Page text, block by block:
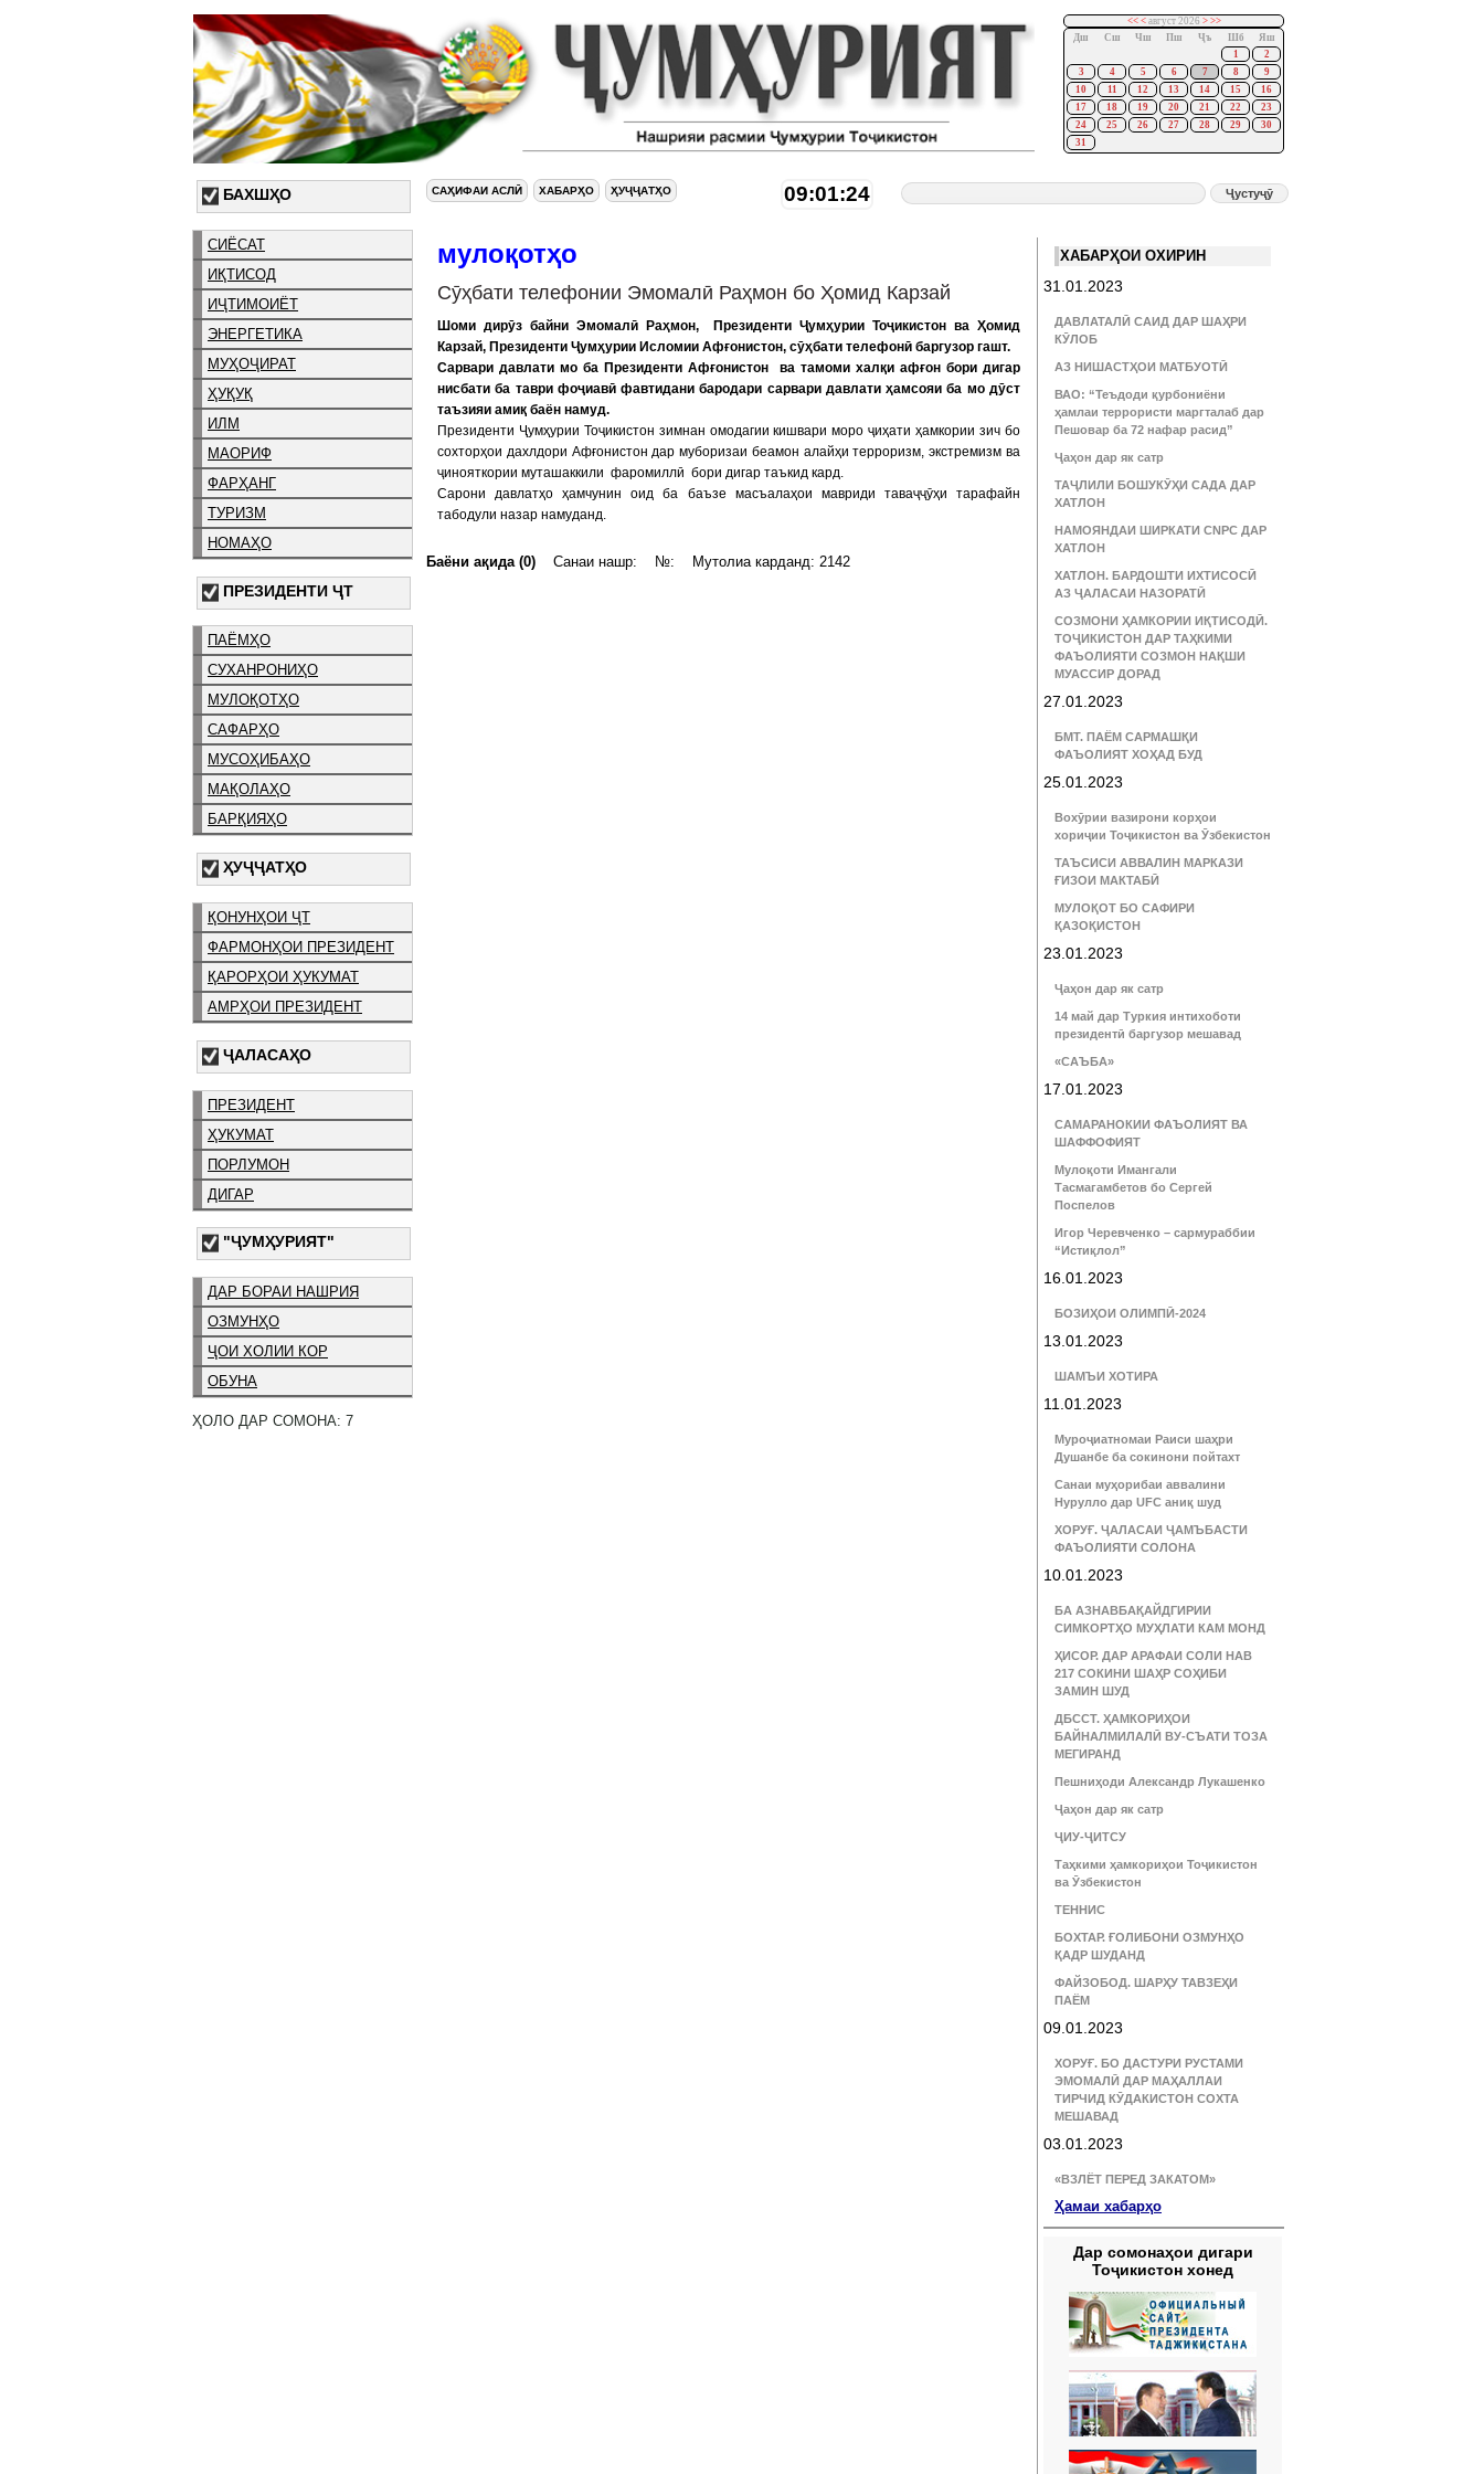
<< <август 2026 > >>
Дш
Сш Чш Пш Ҷъ Шб
Яш
1
2
3
4 5 6 7 8
9
10
11 12 13 14 15
16
17
18 19 20 21 22
23
24
25 26 27 28 29
30
31
БАХШҲО
СИЁСАТ
ИҚТИСОД
ИҶТИМОИЁТ
ЭНЕРГЕТИКА
МУҲОҶИРАТ
ҲУҚУҚ
ИЛМ
МАОРИФ
ФАРҲАНГ
ТУРИЗМ
НОМАҲО
ПРЕЗИДЕНТИ ҶТ
ПАЁМҲО
СУХАНРОНИҲО
МУЛОҚОТҲО
САФАРҲО
МУСОҲИБАҲО
МАҚОЛАҲО
БАРҚИЯҲО
ҲУҶҶАТҲО
ҚОНУНҲОИ ҶТ
ФАРМОНҲОИ ПРЕЗИДЕНТ
ҚАРОРҲОИ ҲУКУМАТ
АМРҲОИ ПРЕЗИДЕНТ
ҶАЛАСАҲО
ПРЕЗИДЕНТ
ҲУКУМАТ
ПОРЛУМОН
ДИГАР
"ҶУМҲУРИЯТ"
ДАР БОРАИ НАШРИЯ
ОЗМУНҲО
ҶОИ ХОЛИИ КОР
ОБУНА
ҲОЛО ДАР СОМОНА: 7
САҲИФАИ АСЛӢ ХАБАРҲО ҲУҶҶАТҲО 09:01:25
мулоқотҳо
Сӯҳбати телефонии Эмомалӣ Раҳмон бо Ҳомид Карзай
Шоми дирӯз байни Эмомалӣ Раҳмон, Президенти Ҷумҳурии Тоҷикистон ва Ҳомид
Карзай, Президенти Ҷумҳурии Исломии Афғонистон, сӯҳбати телефонӣ баргузор гашт.
Сарвари давлати мо ба Президенти Афғонистон ва тамоми халқи афғон бори дигар
нисбати ба таври фоҷиавӣ фавтидани бародари сарвари давлати ҳамсояи ба мо дӯст
таъзияи амиқ баён намуд.
Президенти Ҷумҳурии Тоҷикистон зимнан омодагии кишвари моро ҷиҳати ҳамкории зич бо
сохторҳои дахлдори Афғонистон дар муборизаи беамон алайҳи терроризм, экстремизм ва
ҷинояткории муташаккили фаромиллӣ бори дигар таъкид кард.
Сарони давлатҳо ҳамчунин оид ба баъзе масъалаҳои мавриди таваҷҷӯҳи тарафайн
табодули назар намуданд.
Баёни ақида (0) Санаи нашр: №: Мутолиа карданд: 2142
ХАБАРҲОИ ОХИРИН
31.01.2023
ДАВЛАТАЛӢ САИД ДАР ШАҲРИ
КӮЛОБ
АЗ НИШАСТҲОИ МАТБУОТӢ
ВАО: “Теъдоди қурбониёни
ҳамлаи террористи маргталаб дар
Пешовар ба 72 нафар расид”
Ҷаҳон дар як сатр
ТАҶЛИЛИ БОШУКӮҲИ САДА ДАР
ХАТЛОН
НАМОЯНДАИ ШИРКАТИ CNPC ДАР
ХАТЛОН
ХАТЛОН. БАРДОШТИ ИХТИСОСӢ
АЗ ҶАЛАСАИ НАЗОРАТӢ
СОЗМОНИ ҲАМКОРИИ ИҚТИСОДӢ.
ТОҶИКИСТОН ДАР ТАҲКИМИ
ФАЪОЛИЯТИ СОЗМОН НАҚШИ
МУАССИР ДОРАД
27.01.2023
БМТ. ПАЁМ САРМАШҚИ
ФАЪОЛИЯТ ХОҲАД БУД
25.01.2023
Вохӯрии вазирони корҳои
хориҷии Тоҷикистон ва Ӯзбекистон
ТАЪСИСИ АВВАЛИН МАРКАЗИ
ҒИЗОИ МАКТАБӢ
МУЛОҚОТ БО САФИРИ
ҚАЗОҚИСТОН
23.01.2023
Ҷаҳон дар як сатр
14 май дар Туркия интихоботи
президентӣ баргузор мешавад
«САЪБА»
17.01.2023
САМАРАНОКИИ ФАЪОЛИЯТ ВА
ШАФФОФИЯТ
Мулоқоти Имангали
Тасмагамбетов бо Сергей
Поспелов
Игор Черевченко – сармураббии
“Истиқлол”
16.01.2023
БОЗИҲОИ ОЛИМПӢ-2024
13.01.2023
ШАМЪИ ХОТИРА
11.01.2023
Муроҷиатномаи Раиси шаҳри
Душанбе ба сокинони пойтахт
Санаи муҳорибаи аввалини
Нурулло дар UFC аниқ шуд
ХОРУҒ. ҶАЛАСАИ ҶАМЪБАСТИ
ФАЪОЛИЯТИ СОЛОНА
10.01.2023
БА АЗНАВБАҚАЙДГИРИИ
СИМКОРТҲО МУҲЛАТИ КАМ МОНД
ҲИСОР. ДАР АРАФАИ СОЛИ НАВ
217 СОКИНИ ШАҲР СОҲИБИ
ЗАМИН ШУД
ДБССТ. ҲАМКОРИҲОИ
БАЙНАЛМИЛАЛӢ ВУ-СЪАТИ ТОЗА
МЕГИРАНД
Пешниҳоди Александр Лукашенко
Ҷаҳон дар як сатр
ҶИУ-ҶИТСУ
Таҳкими ҳамкориҳои Тоҷикистон
ва Ӯзбекистон
ТЕННИС
БОХТАР. ҒОЛИБОНИ ОЗМУНҲО
ҚАДР ШУДАНД
ФАЙЗОБОД. ШАРҲУ ТАВЗЕҲИ
ПАЁМ
09.01.2023
ХОРУҒ. БО ДАСТУРИ РУСТАМИ
ЭМОМАЛӢ ДАР МАҲАЛЛАИ
ТИРЧИД КӮДАКИСТОН СОХТА
МЕШАВАД
03.01.2023
«ВЗЛЁТ ПЕРЕД ЗАКАТОМ»
Ҳамаи хабарҳо
Дар сомонаҳои дигари
Тоҷикистон хонед